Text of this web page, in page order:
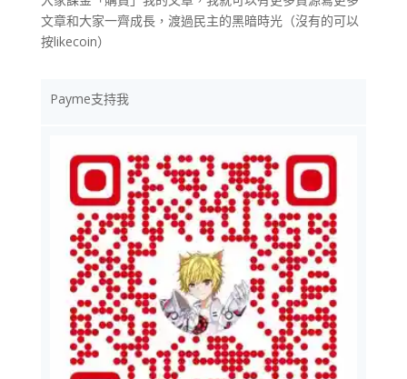
文章和大家一齊成長，渡過民主的黑暗時光（沒有的可以
按likecoin）
Payme支持我